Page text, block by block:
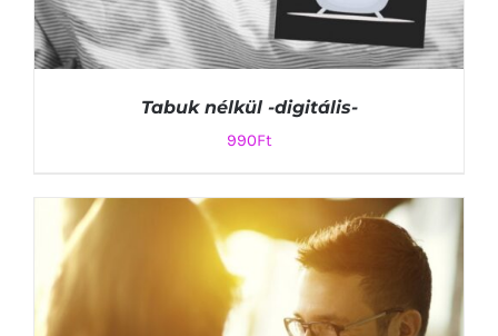
KOSÁRBA TESZEM
RÉSZLETEK
Tabuk nélkül -digitális-
990Ft